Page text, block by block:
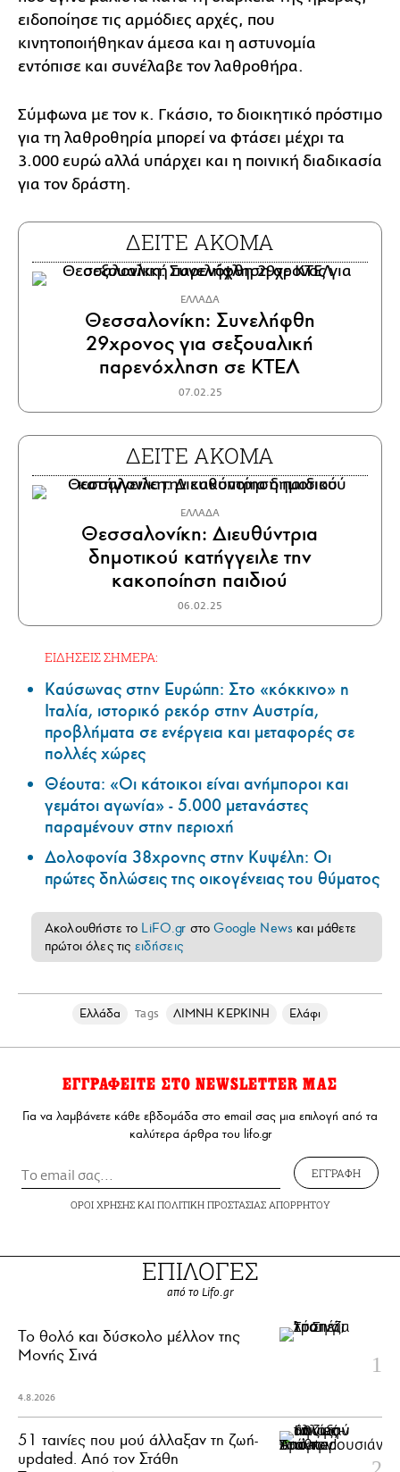
ειδοποίησε τις αρμόδιες αρχές, που
κινητοποιήθηκαν άμεσα και η αστυνομία
εντόπισε και συνέλαβε τον λαθροθήρα.
Σύμφωνα με τον κ. Γκάσιο, το διοικητικό πρόστιμο
για τη λαθροθηρία μπορεί να φτάσει μέχρι τα
3.000 ευρώ αλλά υπάρχει και η ποινική διαδικασία
για τον δράστη.
ΔΕΙΤΕ ΑΚΟΜΑ
ΕΛΛΑΔΑ
Θεσσαλονίκη: Συνελήφθη
29χρονος για σεξουαλική
παρενόχληση σε ΚΤΕΛ
07.02.25
ΔΕΙΤΕ ΑΚΟΜΑ
ΕΛΛΑΔΑ
Θεσσαλονίκη: Διευθύντρια
δημοτικού κατήγγειλε την
κακοποίηση παιδιού
06.02.25
ΕΙΔΗΣΕΙΣ ΣΗΜΕΡΑ:
Καύσωνας στην Ευρώπη: Στο «κόκκινο» η
Ιταλία, ιστορικό ρεκόρ στην Αυστρία,
προβλήματα σε ενέργεια και μεταφορές σε
πολλές χώρες
Θέουτα: «Οι κάτοικοι είναι ανήμποροι και
γεμάτοι αγωνία» - 5.000 μετανάστες
παραμένουν στην περιοχή
Δολοφονία 38χρονης στην Κυψέλη: Οι
πρώτες δηλώσεις της οικογένειας του θύματος
Ακολουθήστε το LiFO.gr στοGoogle News και μάθετε
πρώτοι όλες τις ειδήσεις
Ελλάδα Tags ΛΙΜΝΗ ΚΕΡΚΙΝΗ Ελάφι
ΕΓΓΡΑΦΕΙΤΕ ΣΤΟ NEWSLETTER ΜΑΣ
Για να λαμβάνετε κάθε εβδομάδα στο email σας μια επιλογή από τα
καλύτερα άρθρα του lifo.gr
ΕΓΓΡΑΦΗ
ΟΡΟΙ ΧΡΗΣΗΣΚΑΙ ΠΟΛΙΤΙΚΗ ΠΡΟΣΤΑΣΙΑΣ ΑΠΟΡΡΗΤΟΥ
ΕΠΙΛΟΓΕΣ
από το Lifo.gr
Το θολό και δύσκολο μέλλον της
Μονής Σινά
4.8.2026
51 ταινίες που μού άλλαξαν τη ζωή-
updated. Aπό τον Στάθη